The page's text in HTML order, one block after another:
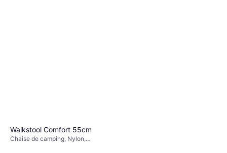
Walkstool Comfort 55cm
Chaise de camping, Nylon,